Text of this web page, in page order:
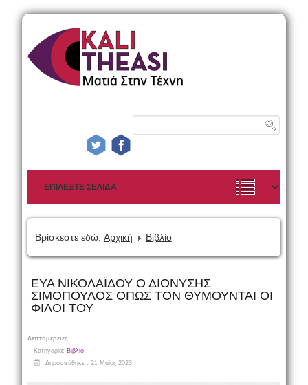
Βρίσκεστε εδώ: Αρχική Βιβλίο
ΕΥΑ ΝΙΚΟΛΑΪΔΟΥ Ο ΔΙΟΝΥΣΗΣ
ΣΙΜΟΠΟΥΛΟΣ ΟΠΩΣ ΤΟΝ ΘΥΜΟΥΝΤΑΙ ΟΙ
ΦΙΛΟΙ ΤΟΥ
Λεπτομέρειες
Κατηγορία: Βιβλίο
Δημοσιεύθηκε : 21 Μαϊος 2023